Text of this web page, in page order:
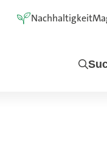
Nachhaltigkeit